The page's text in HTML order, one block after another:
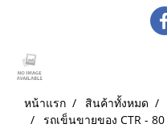
หน้าแรก สินค้าทั้งหมด
รถเข็นขายของ CTR - 80